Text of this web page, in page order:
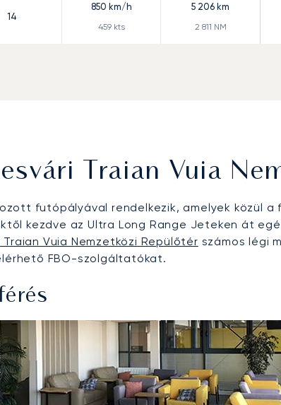
14
850 km/h
459kts
5 206 km
2 811 NM
Traian Vuia
futópályával rendelkezik, amelyek közül
kezdve az Ultra Long Range Jeteken át
Traian Vuia Nemzetközi Repülőtér számos légi
FBO-szolgáltatókat.